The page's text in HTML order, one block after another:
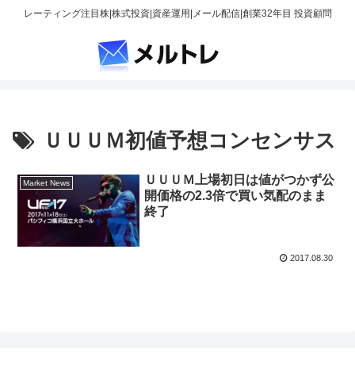
レーティング注目株|株式投資|資産運用|メール配信|創業32年目 投資顧問
ＵＵＵＭ初値予想コンセンサス
Market News
ＵＵＵＭ上場初日は値がつかず公
開価格の2.3倍で買い気配のまま
終了
2017.08.30